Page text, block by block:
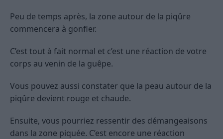
Peu de temps après, la zone autour de la piqûre
commencera à gonfler.
C’est tout à fait normal et c’est une réaction de votre
corps au venin de la guêpe.
Vous pouvez aussi constater que la peau autour de la
piqûre devient rouge et chaude.
Ensuite, vous pourriez ressentir des démangeaisons
dans la zone piquée. C’est encore une réaction